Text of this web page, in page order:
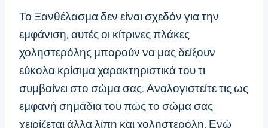
Το Ξανθέλασμα δεν είναι σχεδόν για την
εμφάνιση, αυτές οι κίτρινες πλάκες
χοληστερόλης μπορούν να μας δείξουν
εύκολα κρίσιμα χαρακτηριστικά του τι
συμβαίνει στο σώμα σας. Αναλογιστείτε τις ως
εμφανή σημάδια του πώς το σώμα σας
χειρίζεται άλλα λίπη και χοληστερόλη. Ενώ